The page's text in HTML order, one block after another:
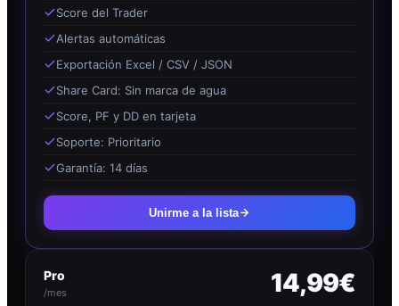
Score del Trader
Alertas automáticas
Exportación Excel / CSV / JSON
Share Card: Sin marca de agua
Score, PF y DD en tarjeta
Soporte: Prioritario
Garantía: 14 días
Unirme a la lista
Pro
/mes 14,99€